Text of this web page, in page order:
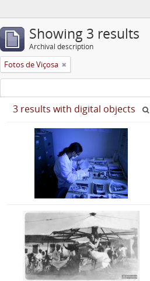
Showing 3 results
Archival description
Fotos de Viçosa
3 results with digital objects